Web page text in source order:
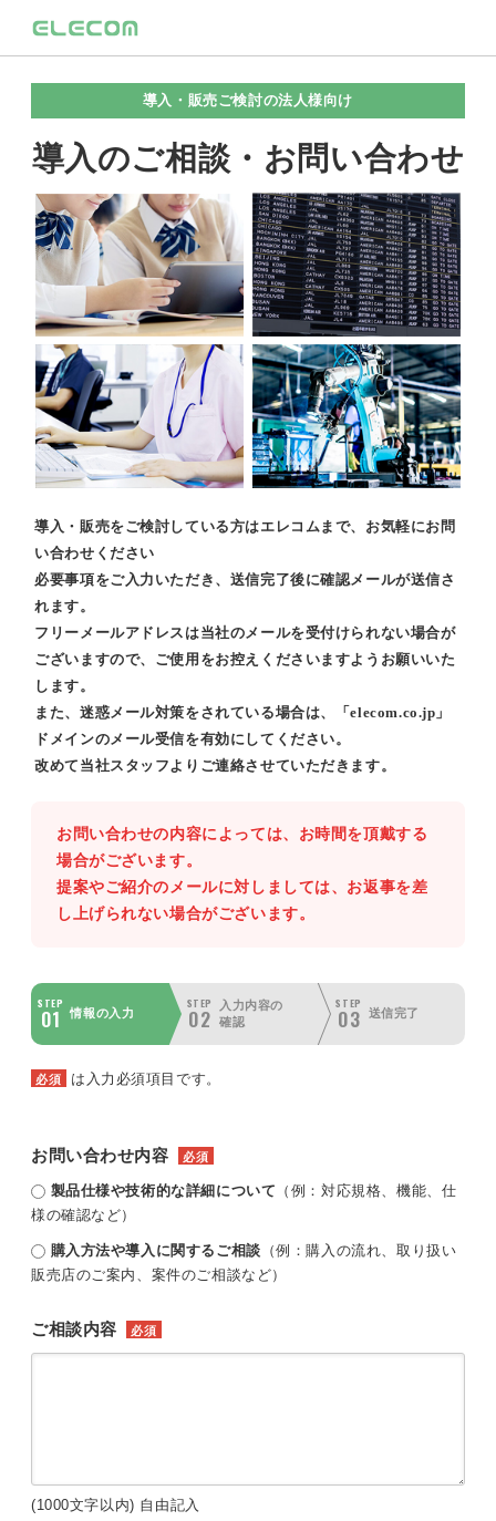
導入・販売ご検討の法人様向け
導入のご相談・お問い合わせ
導入・販売をご検討している方はエレコムまで、お気軽にお問
い合わせください
必要事項をご入力いただき、送信完了後に確認メールが送信さ
れます。
フリーメールアドレスは当社のメールを受付けられない場合が
ございますので、ご使用をお控えくださいますようお願いいた
します。
また、迷惑メール対策をされている場合は、「elecom.co.jp」
ドメインのメール受信を有効にしてください。
改めて当社スタッフよりご連絡させていただきます。
お問い合わせの内容によっては、お時間を頂戴する
場合がございます。
提案やご紹介のメールに対しましては、お返事を差
し上げられない場合がございます。
STEP
01 情報の入力
STEP
02
入力内容の
確認
STEP
03 送信完了
必須 は入力必須項目です。
お問い合わせ内容 必須
製品仕様や技術的な詳細について （例：対応規格、機能、仕
様の確認など）
購入方法や導入に関するご相談 （例：購入の流れ、取り扱い
販売店のご案内、案件のご相談など）
ご相談内容 必須
(1000文字以内) 自由記入